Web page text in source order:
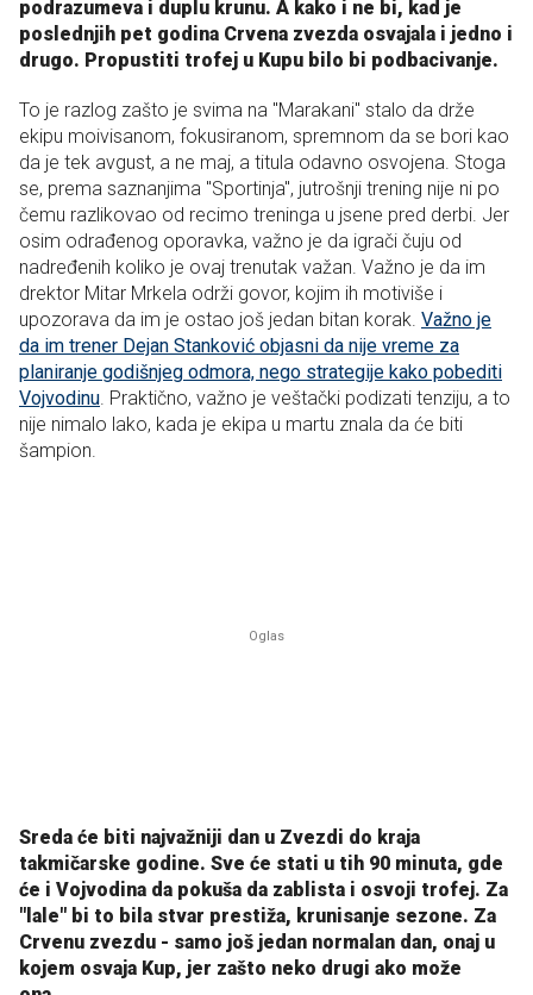
podrazumeva i duplu krunu. A kako i ne bi, kad je
poslednjih pet godina Crvena zvezda osvajala i jedno i
drugo. Propustiti trofej u Kupu bilo bi podbacivanje.
To je razlog zašto je svima na "Marakani" stalo da drže
ekipu moivisanom, fokusiranom, spremnom da se bori kao
da je tek avgust, a ne maj, a titula odavno osvojena. Stoga
se, prema saznanjima "Sportinja", jutrošnji trening nije ni po
čemu razlikovao od recimo treninga u jsene pred derbi. Jer
osim odrađenog oporavka, važno je da igrači čuju od
nadređenih koliko je ovaj trenutak važan. Važno je da im
drektor Mitar Mrkela održi govor, kojim ih motiviše i
upozorava da im je ostao još jedan bitan korak. Važno je
da im trener Dejan Stanković objasni da nije vreme za
planiranje godišnjeg odmora, nego strategije kako pobediti
Vojvodinu . Praktično, važno je veštački podizati tenziju, a to
nije nimalo lako, kada je ekipa u martu znala da će biti
šampion.
Sreda će biti najvažniji dan u Zvezdi do kraja
takmičarske godine. Sve će stati u tih 90 minuta, gde
će i Vojvodina da pokuša da zablista i osvoji trofej. Za
"lale" bi to bila stvar prestiža, krunisanje sezone. Za
Crvenu zvezdu - samo još jedan normalan dan, onaj u
kojem osvaja Kup, jer zašto neko drugi ako može